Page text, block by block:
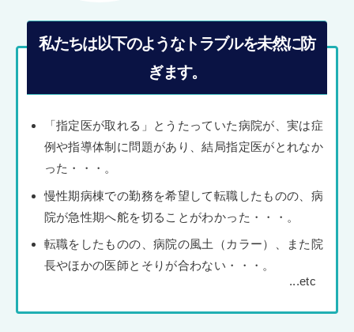
私たちは以下のようなトラブルを未然に防
ぎます。
「指定医が取れる」とうたっていた病院が、実は症
例や指導体制に問題があり、結局指定医がとれなか
った・・・。
慢性期病棟での勤務を希望して転職したものの、病
院が急性期へ舵を切ることがわかった・・・。
転職をしたものの、病院の風土（カラー）、また院
長やほかの医師とそりが合わない・・・。